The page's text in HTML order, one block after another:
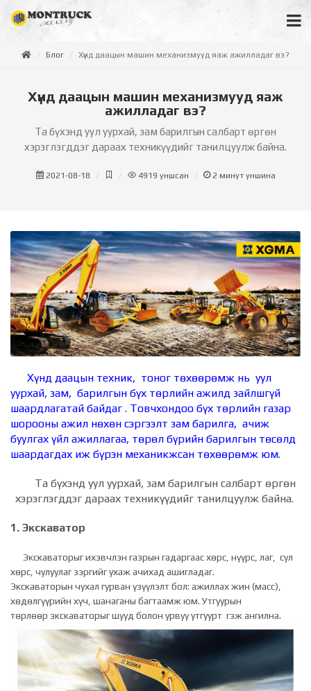
Блог Хүнд даацын машин механизмууд яаж ажилладаг вэ?
Хүнд даацын машин механизмууд яаж
ажилладаг вэ?
Та бүхэнд уул уурхай, зам барилгын салбарт өргөн
хэрэглэгддэг дараах техникүүдийг танилцуулж байна.
2021-08-18 4919 уншсан 2 минут уншина
Хүнд даацын техник, тоног төхөөрөмж нь уул
уурхай, зам, барилгын бүх төрлийн ажилд зайлшгүй
шаардлагатай байдаг . Товчхондоо бүх төрлийн газар
шорооны ажил нөхөн сэргээлт зам барилга, ачиж
буулгах үйл ажиллагаа, төрөл бүрийн барилгын төсөлд
шаардагдах иж бүрэн механикжсан төхөөрөмж юм.
Та бүхэнд уул уурхай, зам барилгын салбарт өргөн
хэрэглэгддэг дараах техникүүдийг танилцуулж байна.
1. Экскаватор
Экскаваторыг ихэвчлэн газрын гадаргаас хөрс, нүүрс, лаг, сул
хөрс, чулуулаг зэргийг ухаж ачихад ашигладаг.
Экскаваторын чухал гурван үзүүлэлт бол: ажиллах жин (масс),
хөдөлгүүрийн хүч, шанаганы багтаамж юм. Утгуурын
төрлөөр экскаваторыг шууд болон урвуу утгуурт гэж ангилна.